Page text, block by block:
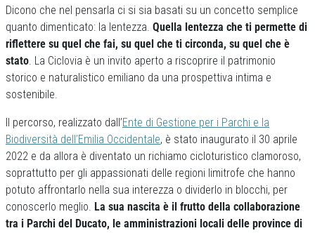
Dicono che nel pensarla ci si sia basati su un concetto semplice
quanto dimenticato: la lentezza. Quella lentezza che ti permette di
riflettere su quel che fai, su quel che ti circonda, su quel che è
stato. La Ciclovia è un invito aperto a riscoprire il patrimonio
storico e naturalistico emiliano da una prospettiva intima e
sostenibile.
Il percorso, realizzato dall’Ente di Gestione per i Parchi e la
Biodiversità dell’Emilia Occidentale, è stato inaugurato il 30 aprile
2022 e da allora è diventato un richiamo cicloturistico clamoroso,
soprattutto per gli appassionati delle regioni limitrofe che hanno
potuto affrontarlo nella sua interezza o dividerlo in blocchi, per
conoscerlo meglio. La sua nascita è il frutto della collaborazione
tra i Parchi del Ducato, le amministrazioni locali delle province di